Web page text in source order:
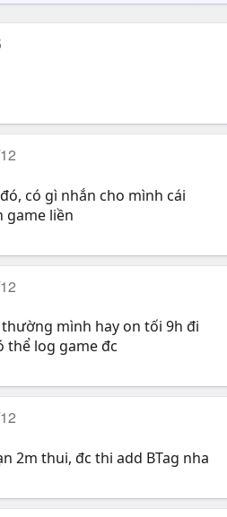
có gì nhắn cho mình cái
game liền
mình hay on tối 9h đi
thể log game đc
2m thui, đc thi add BTag nha